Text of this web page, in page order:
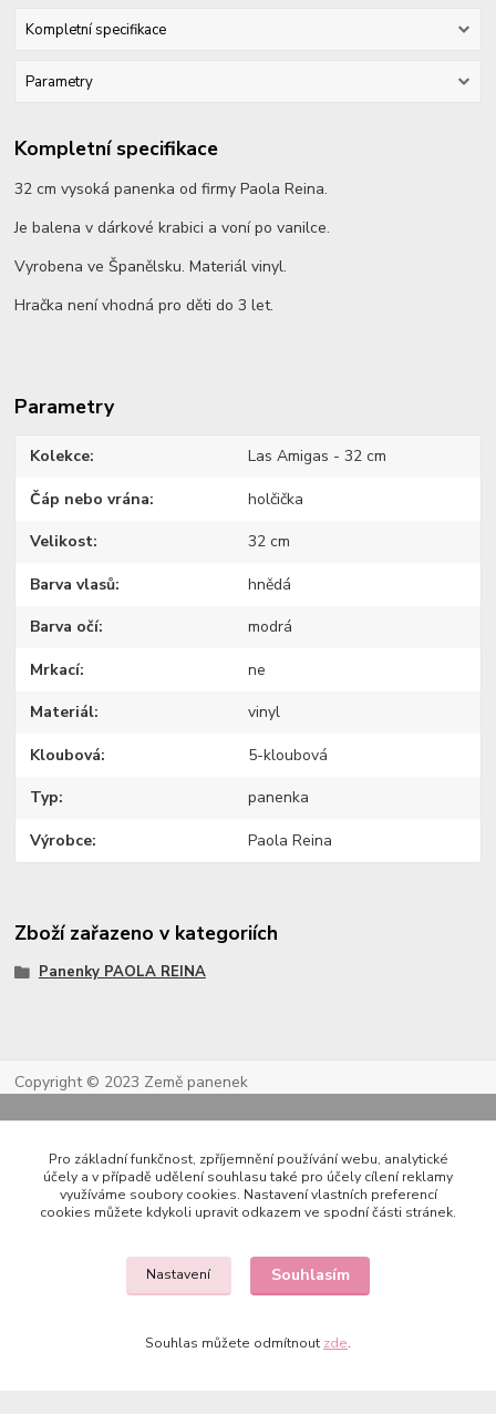
Kompletní specifikace
Parametry
Kompletní specifikace
32 cm vysoká panenka od firmy Paola Reina.
Je balena v dárkové krabici a voní po vanilce.
Vyrobena ve Španělsku. Materiál vinyl.
Hračka není vhodná pro děti do 3 let.
Parametry
Kolekce Las Amigas - 32 cm
Čáp nebo vrána holčička
Velikost 32 cm
Barva vlasů hnědá
Barva očí modrá
Mrkací ne
Materiál vinyl
Kloubová 5-kloubová
Typ panenka
Výrobce Paola Reina
Zboží zařazeno v kategoriích
Panenky PAOLA REINA
Copyright © 2023 Země panenek
Pro základní funkčnost, zpříjemnění používání webu, analytické
účely a v případě udělení souhlasu také pro účely cílení reklamy
využíváme soubory cookies. Nastavení vlastních preferencí
cookies můžete kdykoli upravit odkazem ve spodní části stránek.
Nastavení Souhlasím
Souhlas můžete odmítnout zde.